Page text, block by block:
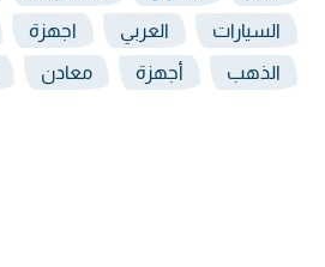
السيارات العربي اجهزة
الذهب أجهزة معادن